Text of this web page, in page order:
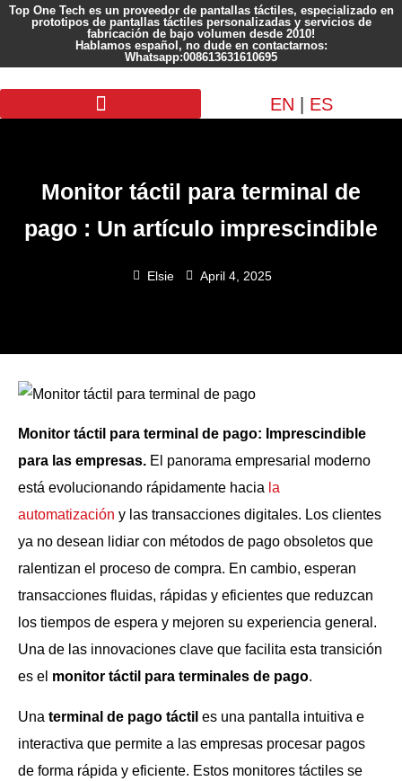
Top One Tech es un proveedor de pantallas táctiles, especializado en
prototipos de pantallas táctiles personalizadas y servicios de
fabricación de bajo volumen desde 2010!
Hablamos español, no dude en contactarnos:
Whatsapp:008613631610695
EN ES
Monitor táctil para terminal de
pago : Un artículo imprescindible
Elsie April 4, 2025
Monitor táctil para terminal de pago: Imprescindible
para las empresas. El panorama empresarial moderno
está evolucionando rápidamente hacia la
automatización y las transacciones digitales. Los clientes
ya no desean lidiar con métodos de pago obsoletos que
ralentizan el proceso de compra. En cambio, esperan
transacciones fluidas, rápidas y eficientes que reduzcan
los tiempos de espera y mejoren su experiencia general.
Una de las innovaciones clave que facilita esta transición
es el monitor táctil para terminales de pago.
Una terminal de pago táctil es una pantalla intuitiva e
interactiva que permite a las empresas procesar pagos
de forma rápida y eficiente. Estos monitores táctiles se